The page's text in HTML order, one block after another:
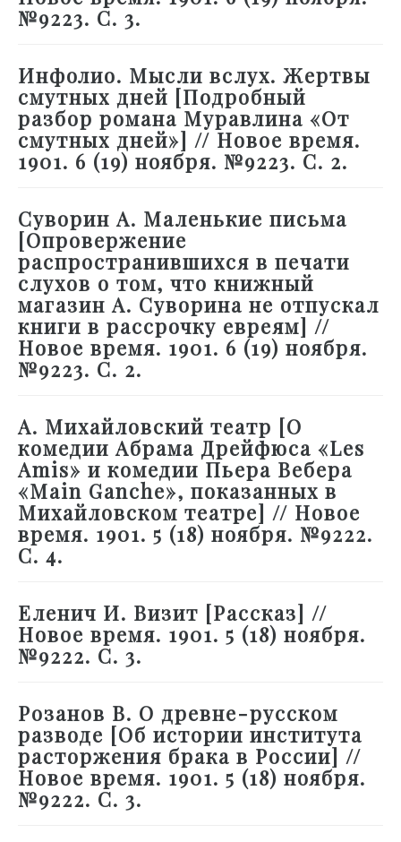
№9223. С. 3.
Инфолио. Мысли вслух. Жертвы
смутных дней [Подробный
разбор романа Муравлина «От
смутных дней»] // Новое время.
1901. 6 (19) ноября. №9223. С. 2.
Суворин А. Маленькие письма
[Опровержение
распространившихся в печати
слухов о том, что книжный
магазин А. Суворина не отпускал
книги в рассрочку евреям] //
Новое время. 1901. 6 (19) ноября.
№9223. С. 2.
А. Михайловский театр [О
комедии Абрама Дрейфюса «Les
Amis» и комедии Пьера Вебера
«Main Ganche», показанных в
Михайловском театре] // Новое
время. 1901. 5 (18) ноября. №9222.
С. 4.
Еленич И. Визит [Рассказ] //
Новое время. 1901. 5 (18) ноября.
№9222. С. 3.
Розанов В. О древне-русском
разводе [Об истории института
расторжения брака в России] //
Новое время. 1901. 5 (18) ноября.
№9222. С. 3.